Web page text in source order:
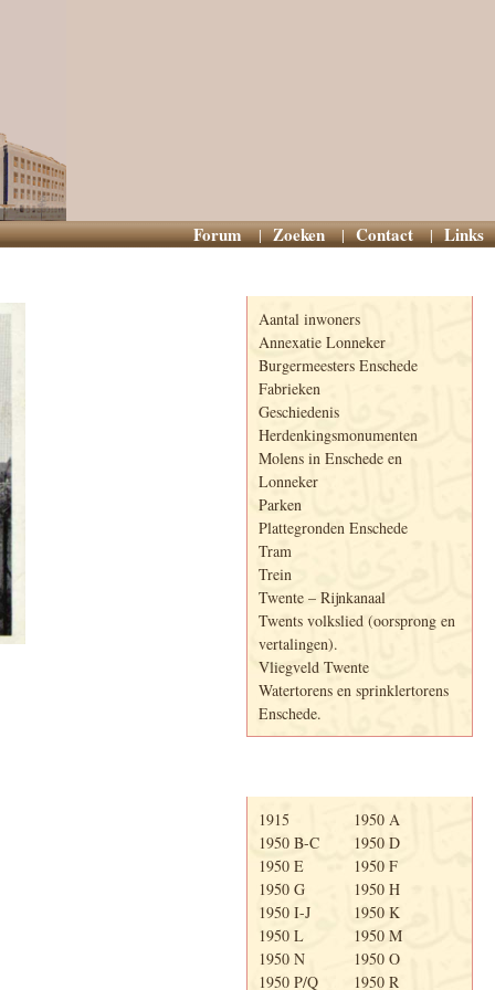
Forum Zoeken Contact Links
Aantal inwoners
Annexatie Lonneker
Burgermeesters Enschede
Fabrieken
Geschiedenis
Herdenkingsmonumenten
Molens in Enschede en
Lonneker
Parken
Plattegronden Enschede
Tram
Trein
Twente – Rijnkanaal
Twents volkslied (oorsprong en
vertalingen).
Vliegveld Twente
Watertorens en sprinklertorens
Enschede.
1915
1950 A
1950 B-C
1950 D
1950 E
1950 F
1950 G
1950 H
1950 I-J
1950 K
1950 L
1950 M
1950 N
1950 O
1950 P/Q
1950 R